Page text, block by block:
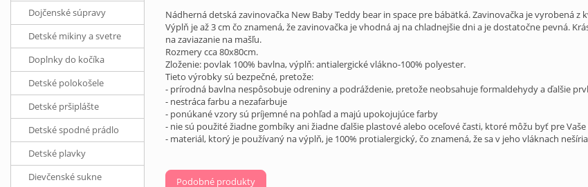
Nádherná detská zavinovačka New Baby Teddy bear in space pre bábätká. Zavinovačka je
Výplň je až 3 cm čo znamená, že zavinovačka je vhodná aj na chladnejšie dni a je dostatočne pevná.
na zaviazanie na mašľu.
Rozmery cca 80x80cm.
Zloženie: povlak 100% bavlna, výplň: antialergické vlákno-100% polyester.
Tieto výrobky sú bezpečné, pretože:
- prírodná bavlna nespôsobuje odreniny a podráždenie, pretože neobsahuje formaldehydy a ďalšie
- nestráca farbu a nezafarbuje
- ponúkané vzory sú príjemné na pohľad a majú upokojujúce farby
- nie sú použité žiadne gombíky ani žiadne ďalšie plastové alebo oceľové časti, ktoré môžu byť pre
- materiál, ktorý je používaný na výplň, je 100% protialergický, čo znamená, že sa v jeho vláknach
Podobné produkty
Dojčenské súpravy
Detské mikiny a svetre
Doplnky do kočíka
Detské polokošele
Detské pršiplášte
Detské spodné prádlo
Detské plavky
Dievčenské sukne